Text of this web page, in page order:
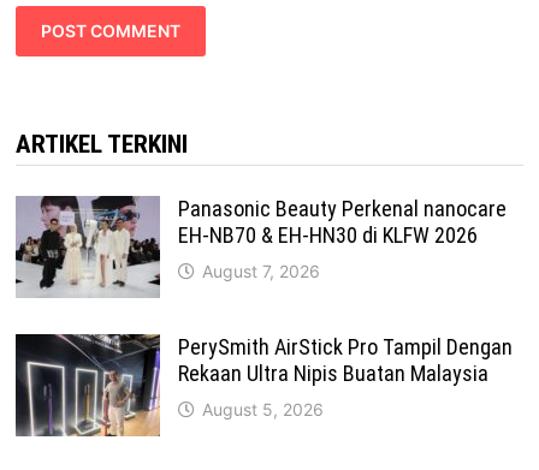
ARTIKEL TERKINI
Panasonic Beauty Perkenal nanocare
EH-NB70 & EH-HN30 di KLFW 2026
August 7, 2026
PerySmith AirStick Pro Tampil Dengan
Rekaan Ultra Nipis Buatan Malaysia
August 5, 2026